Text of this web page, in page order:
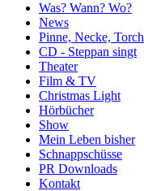
Was? Wann? Wo?
News
Pinne, Necke, Torch
CD - Steppan singt
Theater
Film & TV
Christmas Light
Hörbücher
Show
Mein Leben bisher
Schnappschüsse
PR Downloads
Kontakt